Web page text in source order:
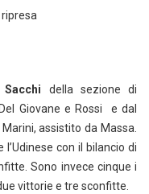
della sezione di
Giovane e Rossi e dal
assistito da Massa.
con il bilancio di
Sono invece cinque i
vittorie e tre sconfitte.